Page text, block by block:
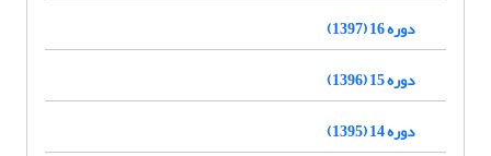
دوره 16 (1397)
دوره 15 (1396)
دوره 14 (1395)